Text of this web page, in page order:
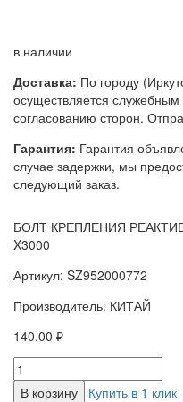
в наличии
Доставка: По городу
осуществляется служебным
согласованию сторон.
Гарантия: Гарантия
случае задержки, мы
следующий заказ.
БОЛТ КРЕПЛЕНИЯ
X3000
Артикул: SZ952000772
Производитель: КИТАЙ
140.00 ₽
В корзину Купить в 1 клик